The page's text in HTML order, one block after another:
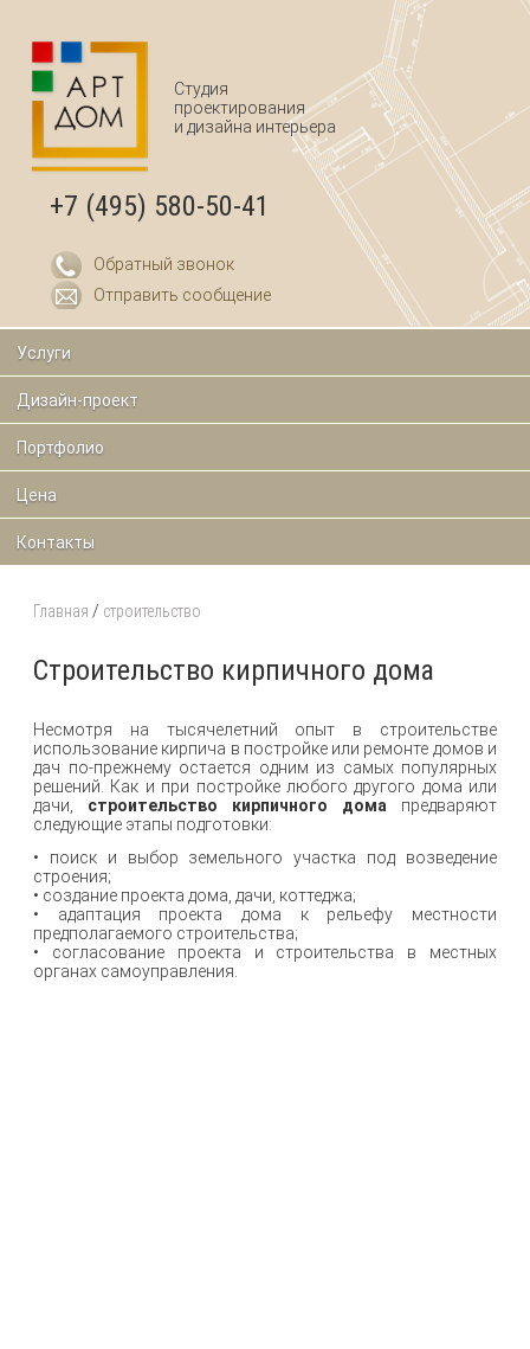
Студия
проектирования
и дизайна интерьера
+7 (495) 580-50-41
Обратный звонок
Отправить сообщение
Услуги
Дизайн-проект
Портфолио
Цена
Контакты
Главная / строительство
Строительство кирпичного дома
Несмотря на тысячелетний опыт в строительстве
использование кирпича в постройке или ремонте домов и
дач по-прежнему остается одним из самых популярных
решений. Как и при постройке любого другого дома или
дачи, строительство кирпичного дома предваряют
следующие этапы подготовки:
• поиск и выбор земельного участка под возведение
строения;
• создание проекта дома, дачи, коттеджа;
• адаптация проекта дома к рельефу местности
предполагаемого строительства;
• согласование проекта и строительства в местных
органах самоуправления.